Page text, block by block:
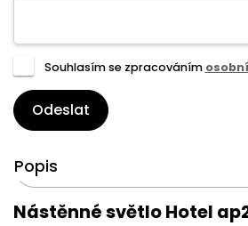
Souhlasím se zpracováním
Odeslat
Popis
Nástěnné světlo Hotel